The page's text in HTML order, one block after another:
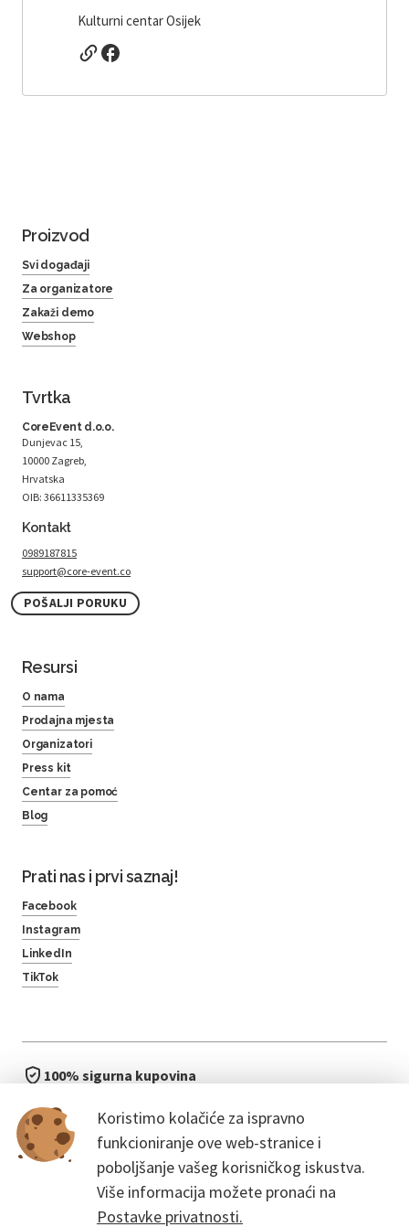
Kulturni centar Osijek
Koristimo kolačiće za ispravno
funkcioniranje ove web-stranice i
poboljšanje vašeg korisničkog iskustva.
Više informacija možete pronaći na
Postavke privatnosti.
Proizvod
Svi događaji
Za organizatore
Zakaži demo
Webshop
Tvrtka
CoreEvent d.o.o.
Dunjevac 15,
10000 Zagreb,
Hrvatska
OIB: 36611335369
Kontakt
0989187815
support@core-event.co
POŠALJI PORUKU
Resursi
O nama
Prodajna mjesta
Organizatori
Press kit
Centar za pomoć
Blog
Prati nas i prvi saznaj!
Facebook
Instagram
LinkedIn
TikTok
100% sigurna kupovina
bez čekanja u redu